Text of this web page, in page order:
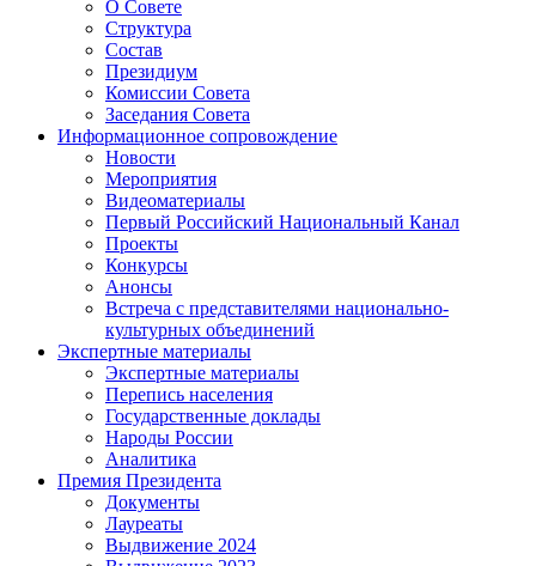
О Совете
Структура
Состав
Президиум
Комиссии Совета
Заседания Совета
Информационное сопровождение
Новости
Мероприятия
Видеоматериалы
Первый Российский Национальный Канал
Проекты
Конкурсы
Анонсы
Встреча с представителями национально-
культурных объединений
Экспертные материалы
Экспертные материалы
Перепись населения
Государственные доклады
Народы России
Аналитика
Премия Президента
Документы
Лауреаты
Выдвижение 2024